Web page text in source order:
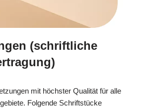
(schriftliche
mit höchster Qualität für alle
Folgende Schriftstücke